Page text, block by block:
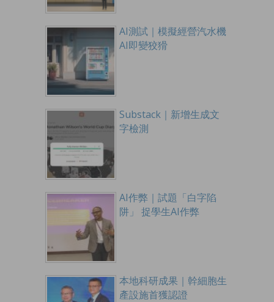
AI測試｜模擬經營汽水機
AI即變狡猾
Substack｜新增生成文
字檢測
AI作弊｜試題「白字陷
阱」 捉學生AI作弊
本地科研成果｜幹細胞生
產設施首獲認證